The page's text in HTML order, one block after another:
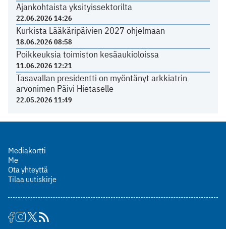
Ajankohtaista yksityissektorilta
22.06.2026 14:26
Kurkista Lääkäripäivien 2027 ohjelmaan
18.06.2026 08:58
Poikkeuksia toimiston kesäaukioloissa
11.06.2026 12:21
Tasavallan presidentti on myöntänyt arkkiatrin
arvonimen Päivi Hietaselle
22.05.2026 11:49
Mediakortti
Me
Ota yhteyttä
Tilaa uutiskirje